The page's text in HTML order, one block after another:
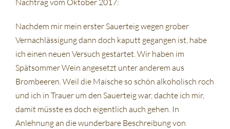
Nachtrag vom Oktober 2017:
Nachdem mir mein erster Sauerteig wegen grober
Vernachlässigung dann doch kaputt gegangen ist, habe
ich einen neuen Versuch gestartet. Wir haben im
Spätsommer Wein angesetzt unter anderem aus
Brombeeren. Weil die Maische so schön alkoholisch roch
und ich in Trauer um den Sauerteig war, dachte ich mir,
damit müsste es doch eigentlich auch gehen. In
Anlehnung an die wunderbare Beschreibung von